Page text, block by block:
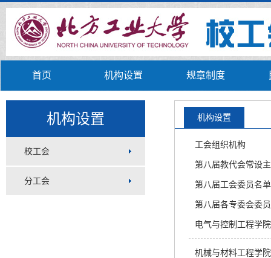
首页 机构设置 规章制度
机构设置
校工会
分工会
机构设置
工会组织机构
第八届教代会常设
第八届工会委员名单
第八届各专委会委
电气与控制工程学
机械与材料工程学